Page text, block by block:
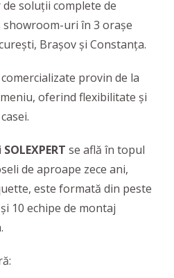
soluții complete de
showroom-uri în 3 orașe
Brașov și Constanța.
provin de la
oferind flexibilitate și
SOLEXPERT se află în topul
de aproape zece ani,
este formată din peste
10 echipe de montaj